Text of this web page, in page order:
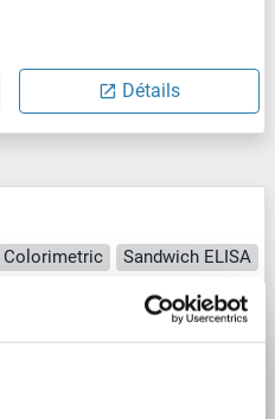
Détails
Colorimetric
Sandwich ELISA